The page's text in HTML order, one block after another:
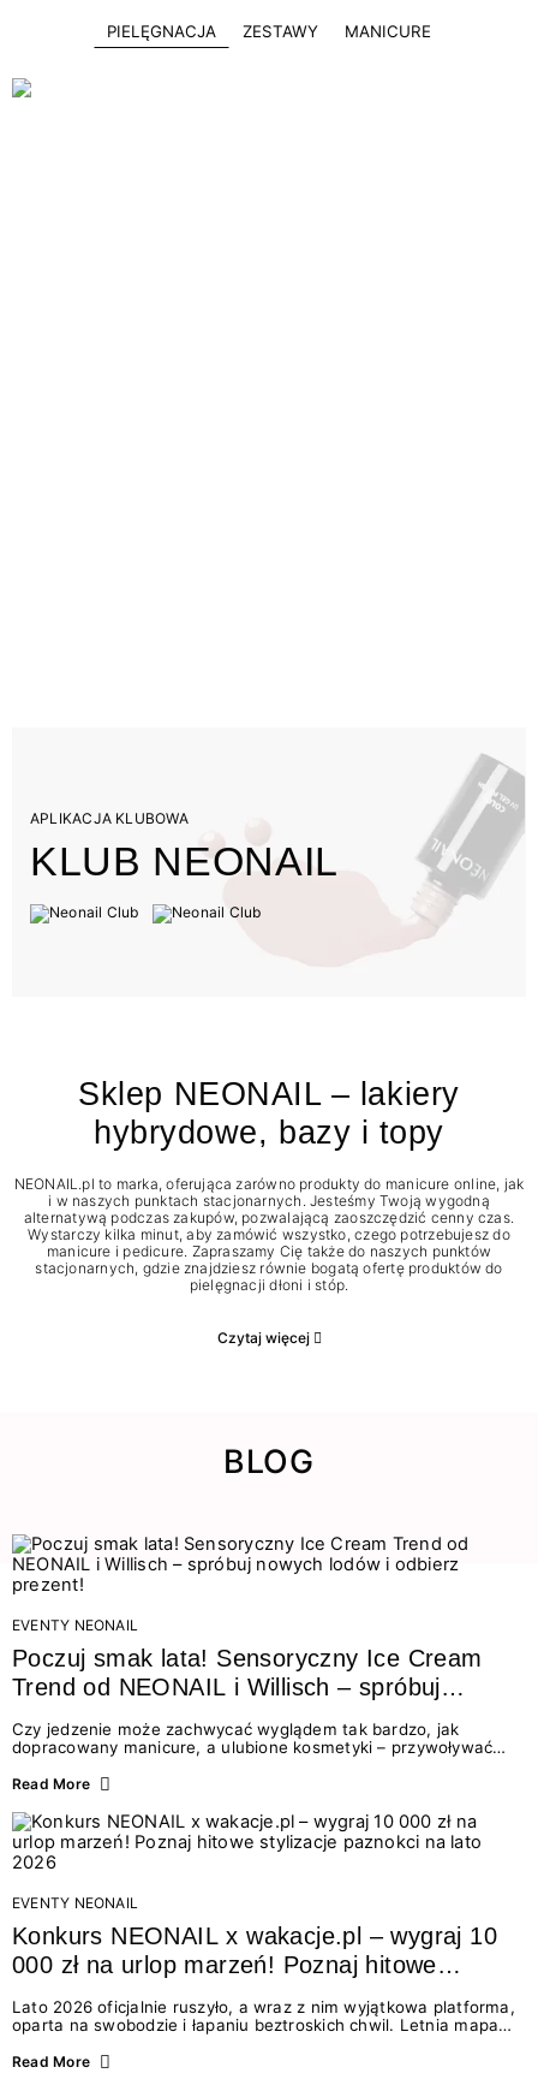
PIELĘGNACJA ZESTAWY MANICURE
APLIKACJA KLUBOWA
KLUB NEONAIL
Sklep NEONAIL – lakiery
hybrydowe, bazy i topy
NEONAIL.pl to marka, oferująca zarówno produkty do manicure online, jak
i w naszych punktach stacjonarnych. Jesteśmy Twoją wygodną
alternatywą podczas zakupów, pozwalającą zaoszczędzić cenny czas.
Wystarczy kilka minut, aby zamówić wszystko, czego potrzebujesz do
manicure i pedicure. Zapraszamy Cię także do naszych punktów
stacjonarnych, gdzie znajdziesz równie bogatą ofertę produktów do
pielęgnacji dłoni i stóp.
Czytaj więcej
BLOG
EVENTY NEONAIL
Poczuj smak lata! Sensoryczny Ice Cream
Trend od NEONAIL i Willisch – spróbuj
nowych lodów i odbierz prezent!
Czy jedzenie może zachwycać wyglądem tak bardzo, jak
dopracowany manicure, a ulubione kosmetyki – przywoływać
świata beauty i oszałamiających deserów to coś więcej niż
zmysłami: przez soczysty kolor, aksamitną teksturę,
orzeźwiający zapach i słodki akcent na podniebieniu. Tego lata
NEONAIL łączy siły z marką Willisch, tworząc unikalny projekt
na styku jedzenia i piękna....
Read More
EVENTY NEONAIL
Konkurs NEONAIL x wakacje.pl – wygraj 10
000 zł na urlop marzeń! Poznaj hitowe
Lato 2026 oficjalnie ruszyło, a wraz z nim wyjątkowa platforma,
oparta na swobodzie i łapaniu beztroskich chwil. Letnia mapa
doświadczenia wakacji – od spontanicznych wyjazdów, przez
Read More